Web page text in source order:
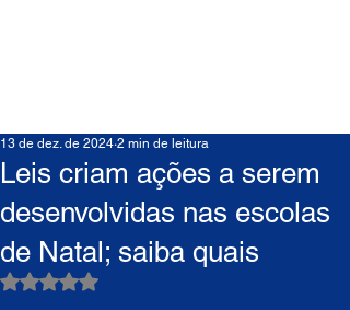
Leis criam ações a serem
desenvolvidas nas escolas
de Natal; saiba quais
13 de dez. de 2024 2 min de leitura
Avaliado com NaN de 5 estrelas.